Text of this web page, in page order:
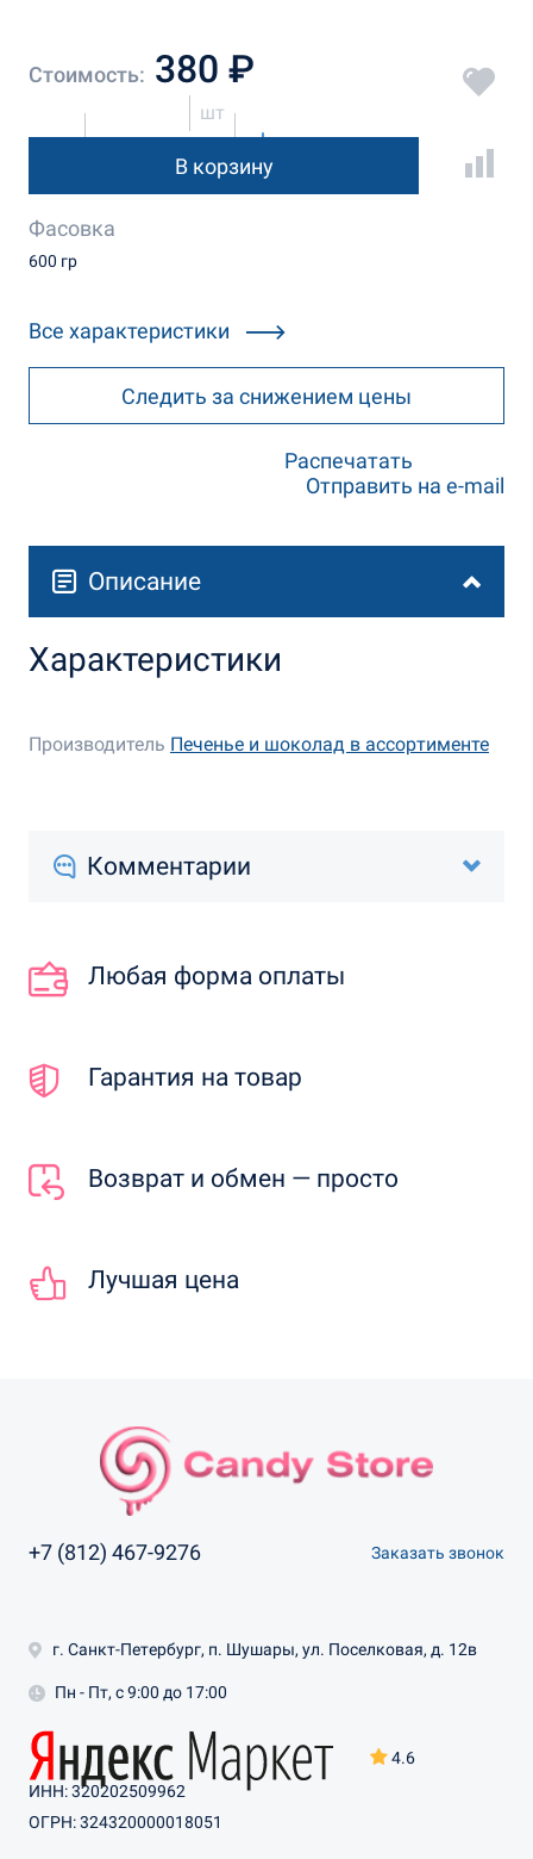
Стоимость: 380 ₽
шт
В корзину
Фасовка
600 гр
Все характеристики
Следить за снижением цены
Распечатать
Отправить на e-mail
Описание
Характеристики
Производитель Печенье и шоколад в ассортименте
Комментарии
Любая форма оплаты
Гарантия на товар
Возврат и обмен — просто
Лучшая цена
+7 (812) 467-9276 Заказать звонок
4.6
г. Санкт-Петербург, п. Шушары, ул. Поселковая, д. 12в
Пн - Пт, с 9:00 до 17:00
ИНН: 320202509962
ОГРН: 324320000018051